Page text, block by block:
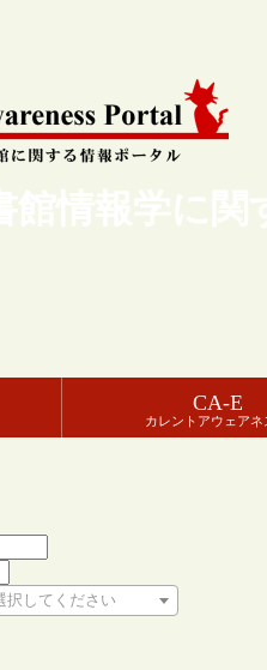
館情報学に
CA-E
カレントアウェアネ
択してください
さい